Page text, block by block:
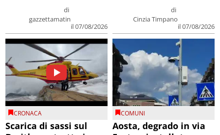
di
gazzettamatin
il 07/08/2026
di
Cinzia Timpano
il 07/08/2026
CRONACA
Scarica di sassi sul
COMUNI
Aosta, degrado in via